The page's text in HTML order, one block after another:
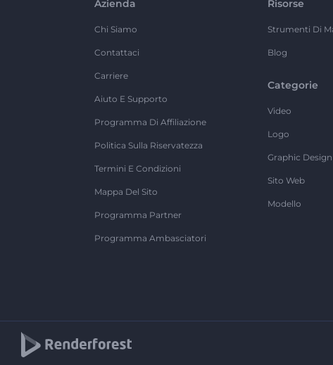
Azienda
Chi Siamo
Contattaci
Carriere
Aiuto E Supporto
Programma Di Affiliazione
Politica Sulla Riservatezza
Termini E Condizioni
Mappa Del Sito
Programma Partner
Programma Ambasciatori
Risorse
Strumenti Di
Blog
Categorie
Video
Logo
Graphic Design
Sito Web
Modello